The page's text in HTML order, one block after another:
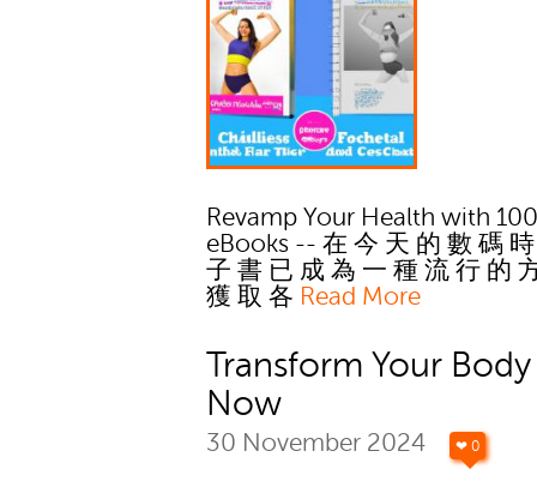
Revamp Your Health with
eBooks -- 在 今 天 的 數 碼
子 書 已 成 為 一 種 流 行 的
獲 取 各 Read More
Transform Your Body
Now
30 November 2024 ❤ 0